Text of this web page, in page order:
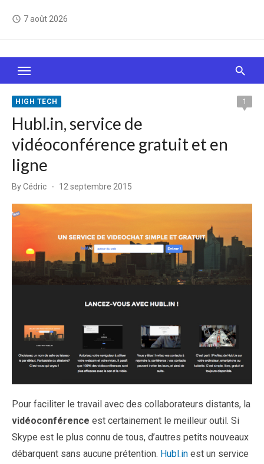
access_time 7 août 2026
Le Web, c'est comme une boîte de chocolats… On
sait jamais sur quoi on va tomber !
HIGH TECH 1
Hubl.in, service de
vidéoconférence gratuit et en
ligne
ByCédric
Posted
12 septembre 2015
Pour faciliter le travail avec des collaborateurs distants, la
vidéoconférence est certainement le meilleur outil. Si
Skype est le plus connu de tous, d’autres petits nouveaux
débarquent sans aucune prétention. Hubl.in est un service